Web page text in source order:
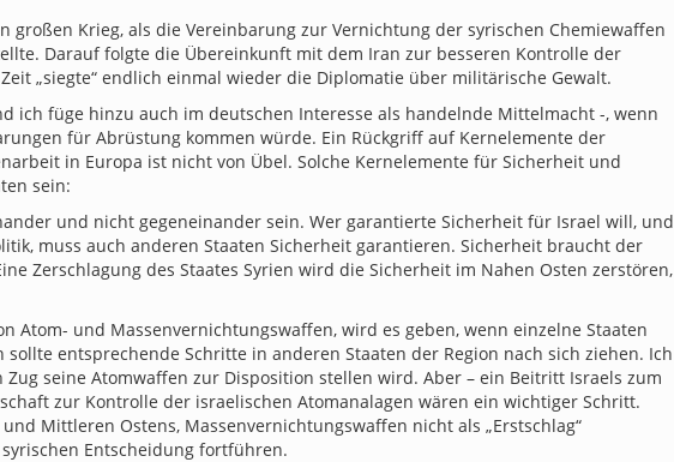
Krieg, als die Vereinbarung zur Vernichtung der syrischen Chemiewaffen
Darauf folgte die Übereinkunft mit dem Iran zur besseren Kontrolle der
„siegte“ endlich einmal wieder die Diplomatie über militärische Gewalt.
ich füge hinzu auch im deutschen Interesse als handelnde Mittelmacht -, wenn
für Abrüstung kommen würde. Ein Rückgriff auf Kernelemente der
in Europa ist nicht von Übel. Solche Kernelemente für Sicherheit und
sein:
und nicht gegeneinander sein. Wer garantierte Sicherheit für Israel will, und
muss auch anderen Staaten Sicherheit garantieren. Sicherheit braucht der
Zerschlagung des Staates Syrien wird die Sicherheit im Nahen Osten zerstören,
Atom- und Massenvernichtungswaffen, wird es geben, wenn einzelne Staaten
entsprechende Schritte in anderen Staaten der Region nach sich ziehen. Ich
seine Atomwaffen zur Disposition stellen wird. Aber – ein Beitritt Israels zum
zur Kontrolle der israelischen Atomanalagen wären ein wichtiger Schritt.
Mittleren Ostens, Massenvernichtungswaffen nicht als „Erstschlag“
Entscheidung fortführen.